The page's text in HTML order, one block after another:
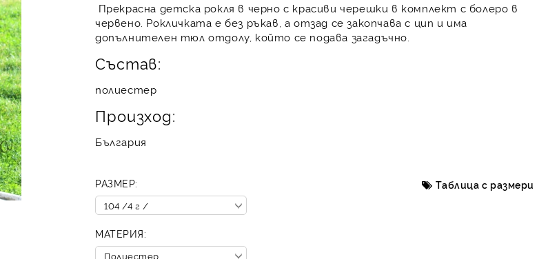
Прекрасна детска рокля в черно с красиви черешки в комплект с болеро в
червено. Рокличката е без ръкав, а отзад се закопчава с цип и има
допълнителен тюл отдолу, който се подава загадъчно.
Състав:
полиестер
Произход:
България
РАЗМЕР: Таблица с размери
МАТЕРИЯ: